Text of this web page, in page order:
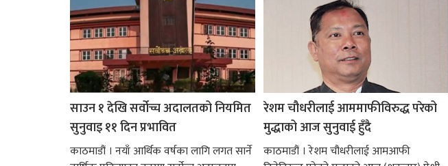
साउन १ देखि सर्वोच्च अदालतको नियमित
सुनुवाइ ११ दिन प्रभावित
काठमाडौं । नयाँ आर्थिक वर्षका लागि लगत सार्ने
रेशम चौधरीलाई आममाफीविरुद्ध परेको
मुद्धाको आज सुनुवाई हुँदै
काठमाडौं । रेशम चौधरीलाई आमआफी